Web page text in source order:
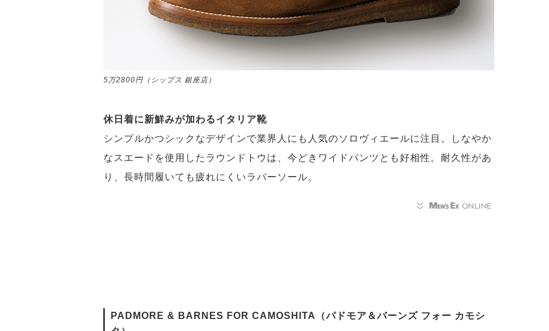
5万2800円（シップス 銀座店）
休日着に新鮮みが加わるイタリア靴
シンプルかつシックなデザインで業界人にも人気のソロヴィエールに注目。しなやか
なスエードを使用したラウンドトウは、今どきワイドパンツとも好相性。耐久性があ
り、長時間履いても疲れにくいラバーソール。
PADMORE & BARNES FOR CAMOSHITA（パドモア＆バーンズ フォー カモシ